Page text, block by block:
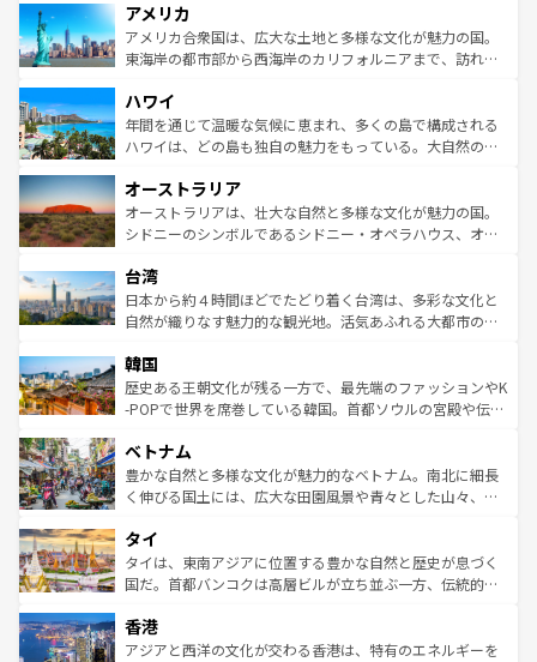
ンツ一覧を参照してほしい。
の建物がそのまま残る町や、スイスならではのユニークな
博物館もあり、アルプス観光だけでなく町歩きも満喫する
ことができる。国民の所得が高いため物価も高いが、旅行
ば市内交通費無料で観光を楽しむこともできる。 なお、新
着のスイス情報はコンテンツ一覧 を参照してほしい。
アメリカ
アメリカ合衆国は、広大な土地と多様な文化が魅力の国。
東海岸の都市部から西海岸のカリフォルニアまで、訪れる
のような巨大都市は、観光、ショッピング、エンターテイ
ンメントが詰まった刺激的なスポットだ。一方、アメリカ
西部には大自然が広がり、グランドキャニオンやイエロー
部のニューオーリンズでは、音楽と美食が融合した独特の
文化が魅力。旅行者はアメリカの各地域で異なる魅力を楽
しみながら、その多様性と豊かな歴史を感じることができ
ならではの贅沢な旅のスタイルだ。 なお、新着のアメリカ
情報はコンテンツ一覧を参照してほしい。
ハワイ
年間を通じて温暖な気候に恵まれ、多くの島で構成される
ハワイは、どの島も独自の魅力をもっている。大自然の神
ワイ島は見逃せない。また、定番の観光地といえばオアフ
島だが、静かな自然を求めるならマウイ島やカウアイ島が
おすすめ。エメラルドグリーンに輝く海をはじめ、豊かな
れるおもてなしの心で訪れる人々を迎えてくれるハワイの
人々、おいしいローカルフードやハワイアンミュージッ
ク、伝統的なフラダンスなど、すべてがハワイの魅力を彩
ワイを、存分に味わってほしい。 なお、新着のハワイ情報
はコンテンツ一覧を参照してほしい。
オーストラリア
オーストラリアは、壮大な自然と多様な文化が魅力の国。
シドニーのシンボルであるシドニー・オペラハウス、オー
リアリーフや大陸中央部にそびえるウルル（エアーズロッ
ク）、タスマニアの美しい原生林やケアンズの熱帯雨林な
ど、見どころがたくさん。また、カフェやワイン、オージ
いる。アクティビティも充実しており、サーフィンやダイ
ビング、ハイキングなど、アウトドア好きにはたまらな
い。オーストラリアの多彩な魅力を存分に味わいつくそ
参照してほしい。
台湾
日本から約４時間ほどでたどり着く台湾は、多彩な文化と
自然が織りなす魅力的な観光地。活気あふれる大都市の台
ン）、静ひつな山岳地帯である台湾東部など、都市の喧騒
と山間の静けさが共存しており、訪れる人に新しい発見と
驚きをもたらしてくれる。また、奥深い台湾の食文化も魅
容にもいいと評判のスイーツなど、バラエティ豊かな料理
が味わえる。 なお、新着の台湾情報は コンテンツ一覧を参
照してほしい。
韓国
歴史ある王朝文化が残る一方で、最先端のファッションやK
-POPで世界を席巻している韓国。首都ソウルの宮殿や伝統
き、地方に足を延ばせば四季折々の自然美を楽しむことが
できる。そして、キムチや焼肉、絶品のストリートフード
まで、さまざまな韓国料理が待っている。夜には、韓国な
リティに包まれながら、韓国の多彩な魅力を心ゆくまで味
わってみてほしい。 なお、新着の韓国情報はコンテンツ一
覧を参照してほしい。
ベトナム
豊かな自然と多様な文化が魅力的なベトナム。南北に細長
く伸びる国土には、広大な田園風景や青々とした山々、世
急速な発展と共に伝統が息づく。ハノイの古い町並みやホ
ーチミン市のフランス統治時代の建物も、独特の雰囲気を
醸し出している。また、バラエティの豊かさとおいしさで
とつ。フォーやバインミー、ベトナムコーヒーなどは、ぜ
ひ現地で味わいたい。どの地域を訪れてもあたたかい人々
タイ
タイは、東南アジアに位置する豊かな自然と歴史が息づく
国だ。首都バンコクは高層ビルが立ち並ぶ一方、伝統的な
の活気が交差している。北部ではチェンマイなどの山岳地
帯で自然と触れ合い、南部ではプーケットやクラビの美し
香港
アジアと西洋の文化が交わる香港は、特有のエネルギーを